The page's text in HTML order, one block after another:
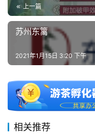
上一篇
苏州东篱
2021年1月15日 3:20 下午
相关推荐